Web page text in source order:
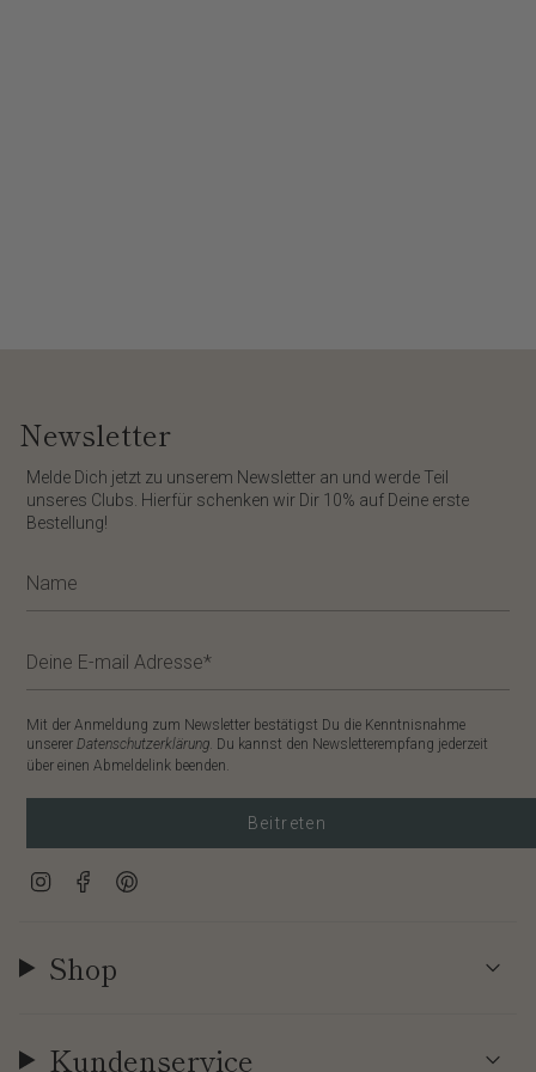
Newsletter
​Melde Dich jetzt zu unserem Newsletter an und werde Teil
unseres Clubs. Hierfür schenken wir Dir 10% auf Deine erste
Bestellung!
Mit der Anmeldung zum Newsletter bestätigst Du die Kenntnisnahme
unserer Datenschutzerklärung. Du kannst den Newsletterempfang jederzeit
über einen Abmeldelink beenden.
Beitreten
InstagramFacebook
Shop
Kundenservice